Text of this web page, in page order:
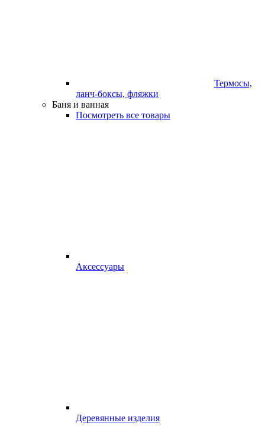
Термосы,
ланч-боксы, фляжки
Баня и ванная
Посмотреть все товары
Аксессуары
Деревянные изделия